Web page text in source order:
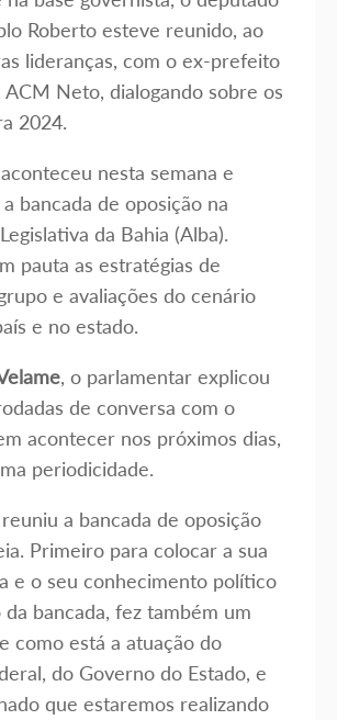
Roberto esteve reunido, ao
lideranças, com o ex-prefeito
ACM Neto, dialogando sobre os
2024.
nesta semana e
bancada de oposição na
da Bahia (Alba).
pauta as estratégias de
e avaliações do cenário
e no estado.
, o parlamentar explicou
de conversa com o
acontecer nos próximos dias,
periodicidade.
a bancada de oposição
Primeiro para colocar a sua
e o seu conhecimento político
da bancada, fez também um
como está a atuação do
do Governo do Estado, e
que estaremos realizando